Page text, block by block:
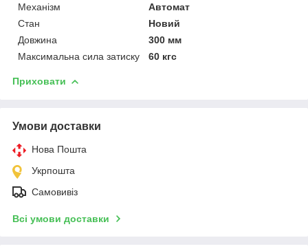
Механізм
Автомат
Стан
Новий
Довжина
300 мм
Максимальна сила затиску
60 кгс
Приховати
Умови доставки
Нова Пошта
Укрпошта
Самовивіз
Всі умови доставки